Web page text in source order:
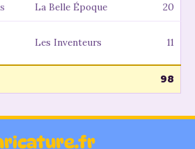
La Belle Époque 20
Les Inventeurs 11
98